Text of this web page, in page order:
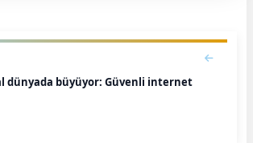
dünyada büyüyor: Güvenli internet